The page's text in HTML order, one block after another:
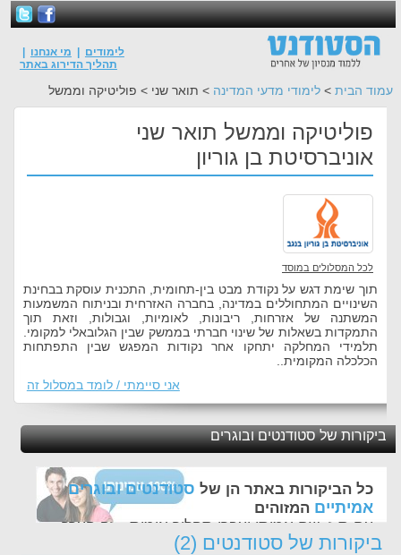
לימודים מי אנחנו
תהליך הדירוג באתר
עמוד הבית > לימודי מדעי המדינה > תואר שני > פוליטיקה וממשל
פוליטיקה וממשל תואר שני
אוניברסיטת בן גוריון
לכל המסלולים במוסד
תוך שימת דגש על נקודת מבט בין-תחומית, התכנית עוסקת בבחינת
השינויים המתחוללים במדינה, בחברה האזרחית ובניתוח המשמעות
המשתנה של אזרחות, ריבונות, לאומיות, וגבולות, וזאת תוך
התמקדות בשאלות של שינוי חברתי בממשק שבין הגלובאלי למקומי.
תלמידי המחלקה יתחקו אחר נקודות המפגש שבין התפתחות
הכלכלה המקומית..
אני סיימתי / לומד במסלול זה
ביקורות של סטודנטים ובוגרים
כל הביקורות באתר הן של סטודנטים ובוגרים
אמיתיים המזוהים
עם ת.ז, שם אמיתי ועברו תהליך אימות - זה הערך
החשוב לנו ביותר באתר
ביקורות של סטודנטים (2)